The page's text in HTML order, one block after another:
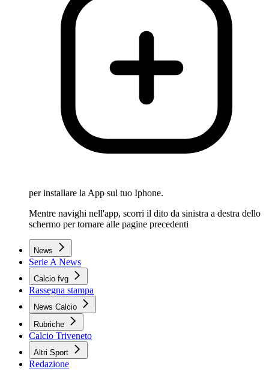
per installare la App sul tuo Iphone.
Mentre navighi nell'app, scorri il dito da sinistra a destra dello
schermo per tornare alle pagine precedenti
News
Serie A News
Calcio fvg
Rassegna stampa
News Calcio
Rubriche
Calcio Triveneto
Altri Sport
Redazione